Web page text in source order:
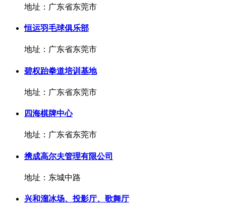
地址：广东省东莞市
恒运羽毛球俱乐部
地址：广东省东莞市
碧权跆拳道培训基地
地址：广东省东莞市
四海棋牌中心
地址：广东省东莞市
携成高尔夫管理有限公司
地址：东城中路
兴和溜冰场、投影厅、歌舞厅